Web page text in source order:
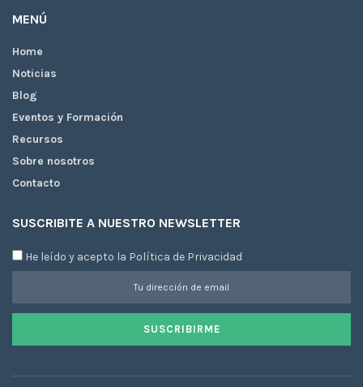
MENÚ
Home
Noticias
Blog
Eventos y Formación
Recursos
Sobre nosotros
Contacto
SUSCRIBITE A NUESTRO NEWSLETTER
He leído y acepto la Política de Privacidad